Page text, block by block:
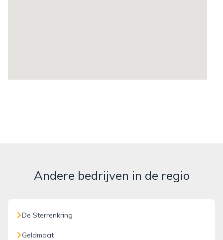
Andere bedrijven in de regio
De Sterrenkring
Geldmaat